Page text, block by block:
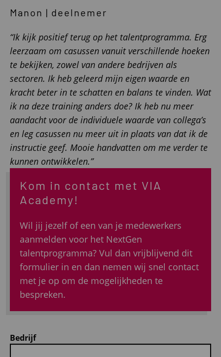
Manon | deelnemer
“Ik kijk positief terug op het talentprogramma. Erg
leerzaam om casussen vanuit verschillende hoeken
te bekijken, zowel van andere bedrijven als
sectoren. Ik heb geleerd mijn eigen waarde en
kracht beter in te schatten en balans te vinden. Wat
ik na deze training anders doe? Ik heb nu meer
aandacht voor de individuele waarde van collega’s
en leg casussen nu meer uit in plaats van dat ik de
instructie geef. Mooie handvatten om me verder te
kunnen ontwikkelen.”
Kom in contact met VIA
Academy!
Wil jij jezelf of een van je medewerkers
aanmelden voor het NextGen
talentprogramma? Vul dan vrijblijvend dit
formulier in en dan nemen wij snel contact
met je op om de mogelijkheden te
bespreken.
Bedrijf